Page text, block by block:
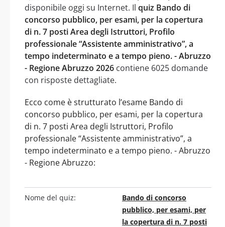
disponibile oggi su Internet. Il quiz Bando di
concorso pubblico, per esami, per la copertura
di n. 7 posti Area degli Istruttori, Profilo
professionale “Assistente amministrativo”, a
tempo indeterminato e a tempo pieno. - Abruzzo
- Regione Abruzzo 2026 contiene 6025 domande
con risposte dettagliate.
Ecco come è strutturato l’esame Bando di
concorso pubblico, per esami, per la copertura
di n. 7 posti Area degli Istruttori, Profilo
professionale “Assistente amministrativo”, a
tempo indeterminato e a tempo pieno. - Abruzzo
- Regione Abruzzo:
Nome del quiz:
Bando di concorso
pubblico, per esami, per
la copertura di n. 7 posti